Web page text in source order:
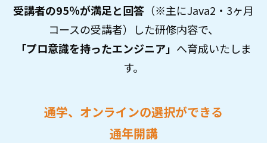
受講者の95％が満足と回答 （※主にJava2・3ヶ月
コースの受講者）
した研修内容で、
「プロ意識を持ったエンジニア」 へ育成いたしま
す。
通学、オンラインの選択ができる
通年開講